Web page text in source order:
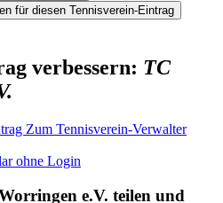
für diesen Tennisverein-Eintrag
verbessern: TC
Zum Tennisverein-Verwalter
ohne Login
e.V. teilen und